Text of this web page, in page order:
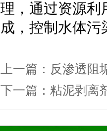
理，通过资源利
成，控制水体
上一篇： 反渗透阻
下一篇： 粘泥剥离